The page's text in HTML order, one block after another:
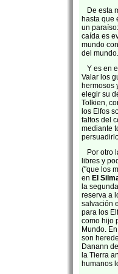
De esta
hasta que
un
caída es
mundo
del mundo.
Y es en
Valar los
hermosos
elegir su
Tolkien,
los Elfos
faltos del
mediante
Por otro
libres y
("que los
en El
la
reserva a
salvación
para los
como hijo
Mundo.
son
Danann
la Tierra
humanos